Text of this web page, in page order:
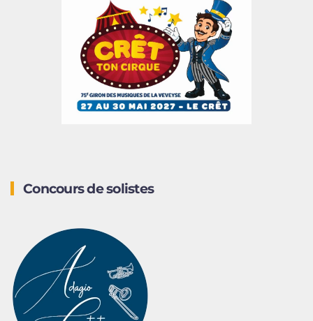
Concours de solistes